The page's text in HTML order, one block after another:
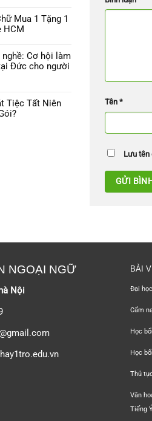
Mua 1 Tặng 1
HCM
Cơ hội làm
Đức cho người
Tiệc Tất Niên
Tên *
Lưu tên
NGOẠI NGỮ
Nội
BÀI
Đại
Cẩm
Học
Học
Thủ
Văn
Tiếng